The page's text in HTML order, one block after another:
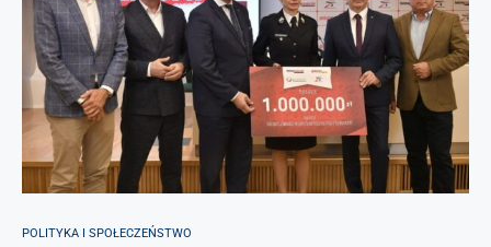
POLITYKA I SPOŁECZEŃSTWO